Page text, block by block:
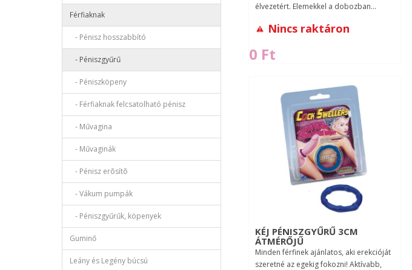
Férfiaknak
- Pénisz hosszabbító
- Péniszgyűrű
- Péniszköpeny
- Férfiaknak felcsatolható pénisz
- Művagina
- Művaginák
- Pénisz erõsítõ
- Vákum pumpák
- Péniszgyűrűk, köpenyek
Guminő
Leány és Legény búcsú
élvezetért. Elemekkel a dobozban...
Nincs raktáron
0 Ft
KÉJ PÉNISZGYŰRŰ 3CM
ÁTMÉRŐJŰ
Minden férfinek ajánlatos, aki erekcióját
szeretné az egekig fokozni! Aktívabb,